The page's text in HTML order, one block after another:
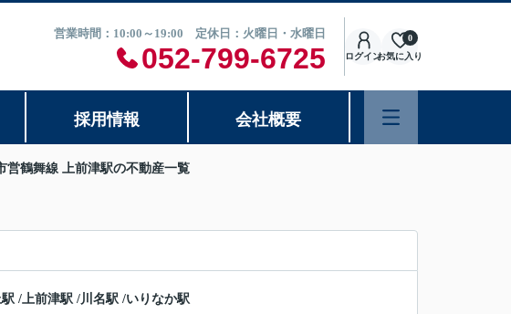
営業時間：10:00～19:00 定休日：火曜日・水曜日
052-799-6725 ログインお気に入り
0
採用情報 会社概要
営鶴舞線 上前津駅の不動産一覧
駅 /上前津駅 /川名駅 /いりなか駅